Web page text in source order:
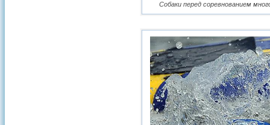
Собаки перед соревнованием